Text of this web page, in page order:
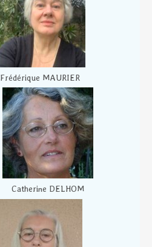
Frédérique MAURIER
Catherine DELHOM